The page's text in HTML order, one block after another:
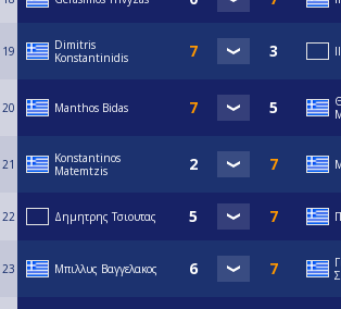
19
Dimitris
Konstantinidis
20 Manthos Bidas
21
Konstantinos
Matemtzis
22 Δημητρης Τσιουτας
23 Μπιλλυς Βαγγελακος